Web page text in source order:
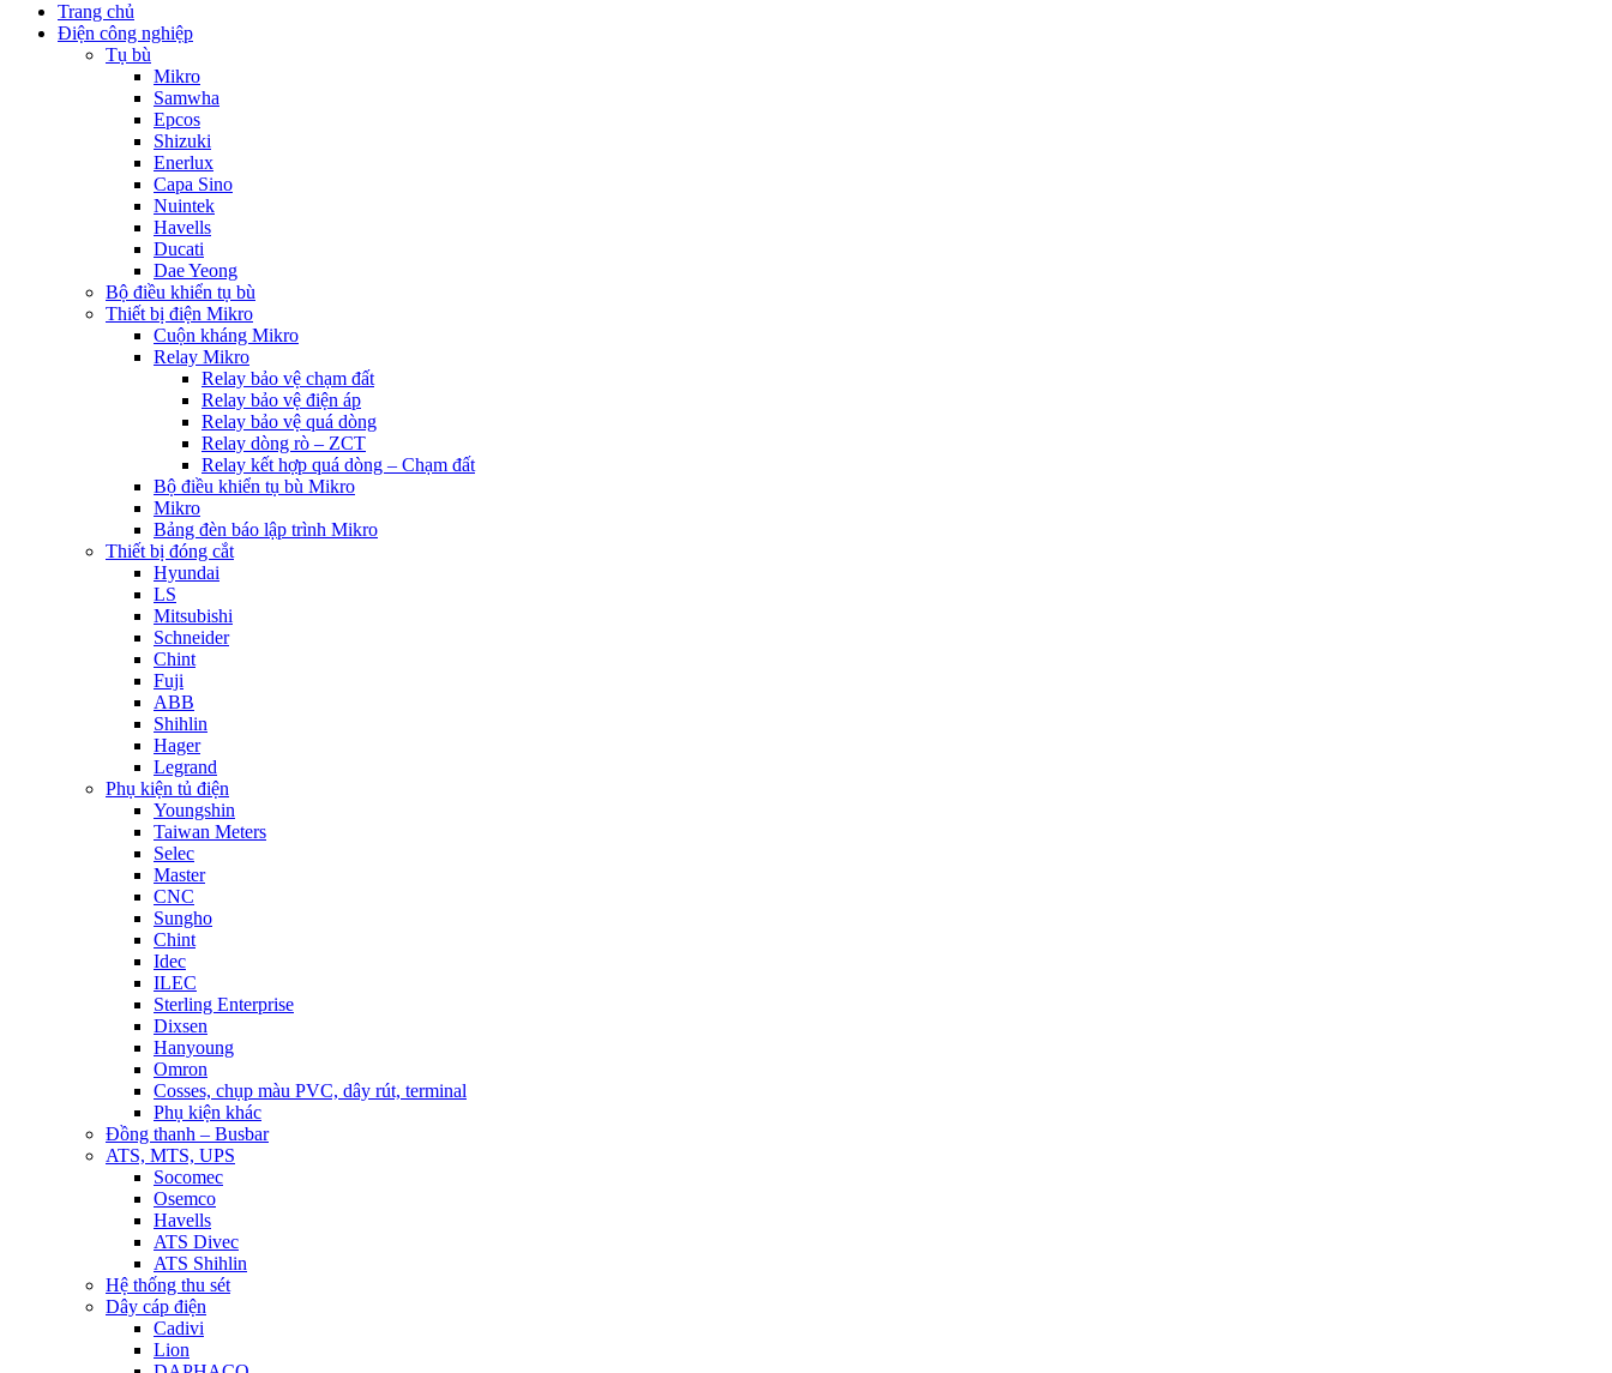
Trang chủ
Điện công nghiệp
Tụ bù
Mikro
Samwha
Epcos
Shizuki
Enerlux
Capa Sino
Nuintek
Havells
Ducati
Dae Yeong
Bộ điều khiển tụ bù
Thiết bị điện Mikro
Cuộn kháng Mikro
Relay Mikro
Relay bảo vệ chạm đất
Relay bảo vệ điện áp
Relay bảo vệ quá dòng
Relay dòng rò – ZCT
Relay kết hợp quá dòng – Chạm đất
Bộ điều khiển tụ bù Mikro
Mikro
Bảng đèn báo lập trình Mikro
Thiết bị đóng cắt
Hyundai
LS
Mitsubishi
Schneider
Chint
Fuji
ABB
Shihlin
Hager
Legrand
Phụ kiện tủ điện
Youngshin
Taiwan Meters
Selec
Master
CNC
Sungho
Chint
Idec
ILEC
Sterling Enterprise
Dixsen
Hanyoung
Omron
Cosses, chụp màu PVC, dây rút, terminal
Phụ kiện khác
Đồng thanh – Busbar
ATS, MTS, UPS
Socomec
Osemco
Havells
ATS Divec
ATS Shihlin
Hệ thống thu sét
Dây cáp điện
Cadivi
Lion